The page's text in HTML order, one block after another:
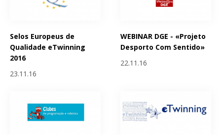
Selos Europeus de
Qualidade eTwinning
2016
23.11.16
WEBINAR DGE - «Projeto
Desporto Com Sentido»
22.11.16